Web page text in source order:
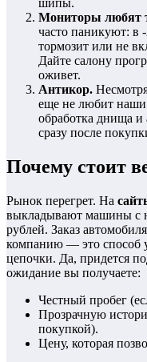
шипы.
Мониторы любят
часто паникуют: в
тормозит или не
Дайте салону
оживет.
Антикор.
еще не любит наши
обработка днища и
сразу после
Почему стоит
Рынок перегрет. На
выкладывают машины с
рублей. Заказ
компанию — это способ
цепочки. Да, придется
ожидание вы получаете:
Честный пробег
Прозрачную
покупкой).
Цену, которая